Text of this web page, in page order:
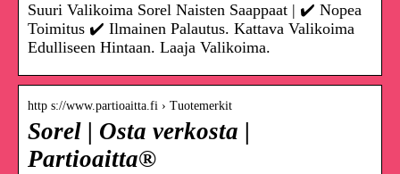
Suuri Valikoima Sorel Naisten Saappaat | ✔️ Nopea
Toimitus ✔️ Ilmainen Palautus. Kattava Valikoima
Edulliseen Hintaan. Laaja Valikoima.
http s://www.partioaitta.fi › Tuotemerkit
Sorel | Osta verkosta |
Partioaitta®